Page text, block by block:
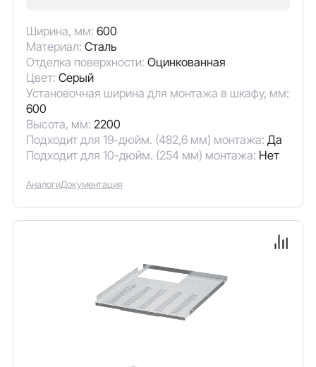
Ширина, мм: 600
Материал: Сталь
Отделка поверхности: Оцинкованная
Цвет: Серый
Установочная ширина для монтажа в шкафу, мм:
600
Высота, мм: 2200
Подходит для 19-дюйм. (482,6 мм) монтажа: Да
Подходит для 10-дюйм. (254 мм) монтажа: Нет
АналогиДокументация